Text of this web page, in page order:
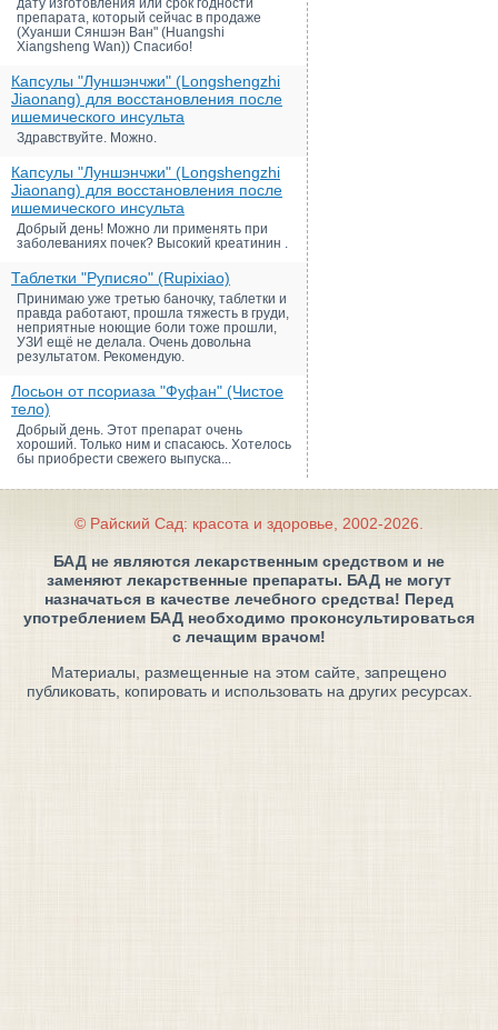
дату изготовления или срок годности
препарата, который сейчас в продаже
(Хуанши Сяншэн Ван" (Huangshi
Xiangsheng Wan)) Спасибо!
Капсулы "Луншэнчжи" (Longshengzhi
Jiaonang) для восстановления после
ишемического инсульта
Здравствуйте. Можно.
Капсулы "Луншэнчжи" (Longshengzhi
Jiaonang) для восстановления после
ишемического инсульта
Добрый день! Можно ли применять при
заболеваниях почек? Высокий креатинин .
Таблетки "Руписяо" (Rupixiao)
Принимаю уже третью баночку, таблетки и
правда работают, прошла тяжесть в груди,
неприятные ноющие боли тоже прошли,
УЗИ ещё не делала. Очень довольна
результатом. Рекомендую.
Лосьон от псориаза "Фуфан" (Чистое
тело)
Добрый день. Этот препарат очень
хороший. Только ним и спасаюсь. Хотелось
бы приобрести свежего выпуска...
© Райский Сад: красота и здоровье, 2002-2026.
БАД не являются лекарственным средством и не
заменяют лекарственные препараты. БАД не могут
назначаться в качестве лечебного средства! Перед
употреблением БАД необходимо проконсультироваться
с лечащим врачом!
Материалы, размещенные на этом сайте, запрещено
публиковать, копировать и использовать на других ресурсах.